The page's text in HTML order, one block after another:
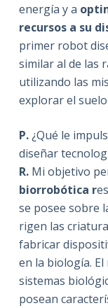
energía y a
recursos a su
primer robot
similar al de las
utilizando las
explorar el
P.¿Qué le
diseñar
R. Mi objetivo
biorrobótica r
se posee sobre
rigen las
fabricar
en la biología.
sistemas
posean